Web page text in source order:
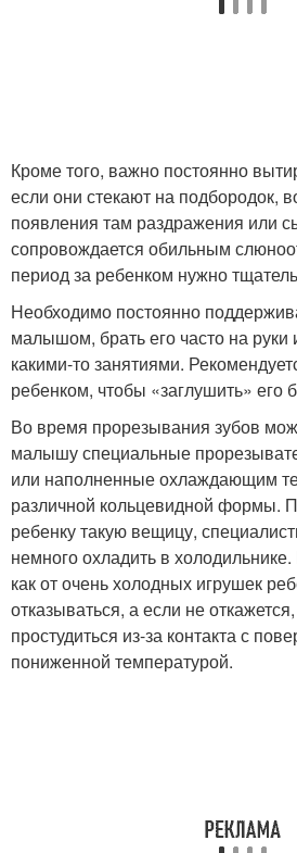
Кроме того, важно постоянно
если они стекают на подбородок,
появления там раздражения или
сопровождается обильным
период за ребенком нужно
Необходимо постоянно
малышом, брать его часто на руки
какими-то занятиями.
ребенком, чтобы «заглушить»
Во время прорезывания зубов
малышу специальные
или наполненные охлаждающим
различной кольцевидной формы.
ребенку такую вещицу,
немного охладить в
как от очень холодных игрушек
отказываться, а если не
простудиться из-за контакта с
пониженной температурой.